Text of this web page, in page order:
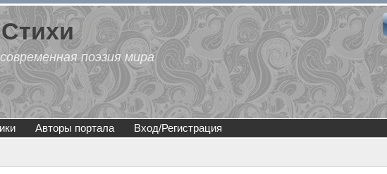
поэзия мира
Авторы портала Вход/Регистрация